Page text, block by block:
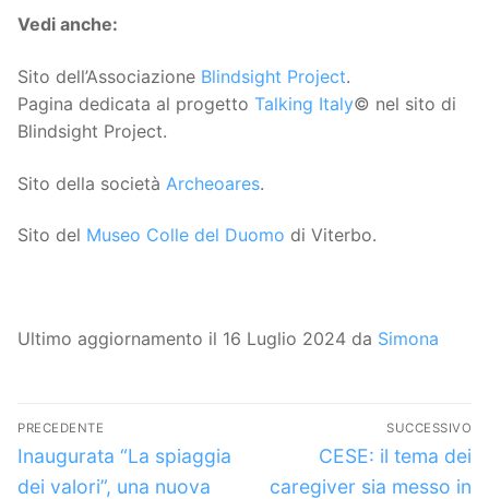
Vedi anche:
Sito dell’Associazione Blindsight Project.
Pagina dedicata al progetto Talking Italy© nel sito di
Blindsight Project.
Sito della società Archeoares.
Sito del Museo Colle del Duomo di Viterbo.
Ultimo aggiornamento il 16 Luglio 2024 da Simona
Navigazione
articoli
PRECEDENTE
Articolo
precedente:
Inaugurata “La spiaggia
dei valori”, una nuova
SUCCESSIVO
Articolo
successivo:
CESE: il tema dei
caregiver sia messo in